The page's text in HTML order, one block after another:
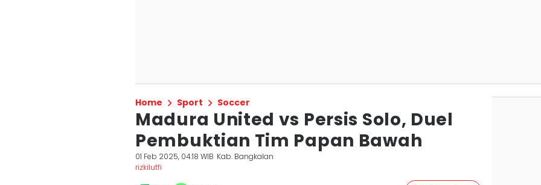
Home Sport Soccer
Madura United vs Persis Solo, Duel
Pembuktian Tim Papan Bawah
01 Feb 2025, 04:18 WIB Kab. Bangkalan
rizkilutfi